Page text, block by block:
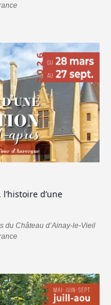
d’une
du Château d’Ainay-le-Vieil